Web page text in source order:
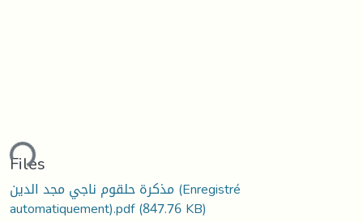
Files
مذكرة حلقوم ناجي مجد الدين (Enregistré
automatiquement).pdf(847.76 KB)